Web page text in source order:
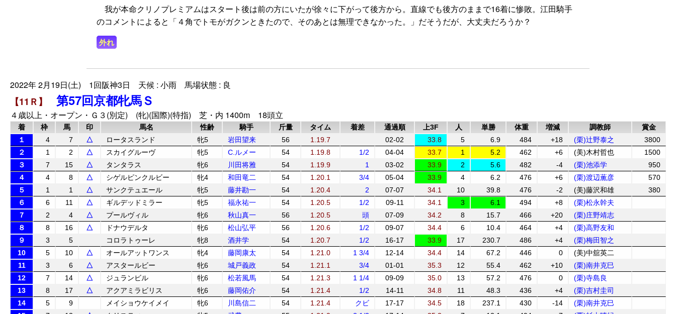
我が本命クリノプレミアムはスタート後は前の方にいたが徐々に下がって後方から。直線でも後方のままで16着に惨敗。江田騎手
のコメントによると「４角でトモがガクンときたので、そのあとは無理できなかった。」だそうだが、大丈夫だろうか？
外れ
2022年 2月19日(土) 1回阪神3日 天候 : 小雨 馬場状態 : 良
【11Ｒ】 第57回京都牝馬Ｓ
４歳以上・オープン・Ｇ３(別定) (牝)(国際)(特指) 芝・内 1400m 18頭立
着 枠 馬 印 馬名 性齢 騎手 斤量 タイム 着差 通過順 上3F 人 単勝 体重 増減 調教師
賞金
１
4 7 △ ロータスランド 牝5 岩田望来 56 1.19.7 02-02 33.8 5 6.9 484 +18 (栗)辻野泰之
3800
２
1 2 △ スカイグルーヴ 牝5 C.ルメー 54 1.19.8 1/2 04-04 33.7 1 5.2 462 +6 (美)木村哲也
1500
３
7 15 △ タンタラス 牝6 川田将雅 54 1.19.9 1 03-02 33.9 2 5.6 482 -4 (栗)池添学
950
４
4 8 △ シゲルピンクルビー 牝4 和田竜二 54 1.20.1 3/4 05-04 33.9 4 6.2 476 +6 (栗)渡辺薫彦
570
５
1 1 △ サンクテュエール 牝5 藤井勘一 54 1.20.4 2 07-07 34.1 10 39.8 476 -2 (美)藤沢和雄
380
６
6 11 △ ギルデッドミラー 牝5 福永祐一 54 1.20.5 1/2 09-11 34.1 3 6.1 494 +8
(栗)松永幹夫
７
2 4 △ プールヴィル 牝6 秋山真一 56 1.20.5 頭 07-09 34.2 8 15.7 466 +20
(栗)庄野靖志
８
8 16 △ ドナウデルタ 牝6 松山弘平 56 1.20.6 1/2 09-07 34.4 6 10.4 464 +4
(栗)高野友和
９
3 5 コロラトゥーレ 牝8 酒井学 54 1.20.7 1/2 16-17 33.9 17 230.7 486 +4
(栗)梅田智之
10
5 10 △ オールアットワンス 牝4 藤岡康太 54 1.21.0 1 3/4 12-14 34.4 14 67.2 446 0
(美)中舘英二
11
3 6 △ アスタールビー 牝6 城戸義政 54 1.21.1 3/4 01-01 35.3 12 55.4 462 +10
(栗)南井克巳
12
7 14 △ ジュランビル 牝6 松若風馬 54 1.21.3 1 1/4 09-09 35.0 13 57.2 476 0
(栗)寺島良
13
8 17 △ アクアミラビリス 牝6 藤岡佑介 54 1.21.4 1/2 14-11 34.8 11 48.3 436 +4
(栗)吉村圭司
14
5 9 メイショウケイメイ 牝6 川島信二 54 1.21.4 クビ 17-17 34.5 18 237.1 430 -14
(栗)南井克巳